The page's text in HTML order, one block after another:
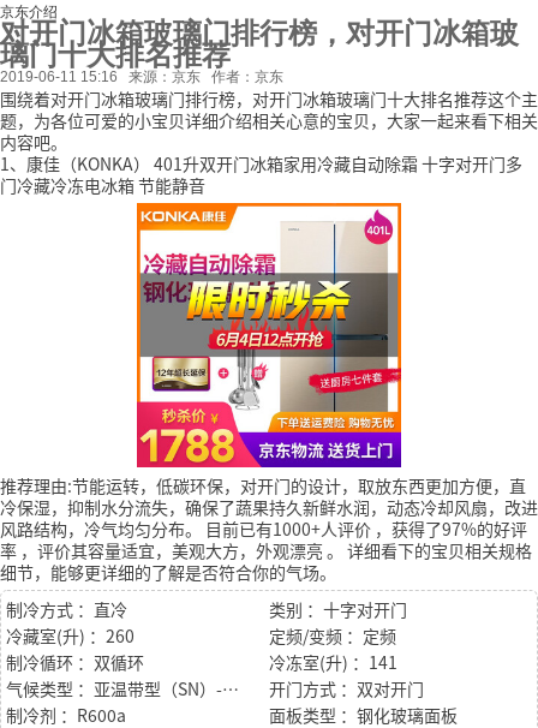
京东介绍
对开门冰箱玻璃门排行榜，对开门冰箱玻
璃门十大排名推荐
2019-06-11 15:16 来源：京东 作者：京东
围绕着对开门冰箱玻璃门排行榜，对开门冰箱玻璃门十大排名推荐这个主
题，为各位可爱的小宝贝详细介绍相关心意的宝贝，大家一起来看下相关
内容吧。
1、康佳（KONKA） 401升双开门冰箱家用冷藏自动除霜 十字对开门多
门冷藏冷冻电冰箱 节能静音
推荐理由:节能运转，低碳环保，对开门的设计，取放东西更加方便，直
冷保湿，抑制水分流失，确保了蔬果持久新鲜水润，动态冷却风扇，改进
风路结构，冷气均匀分布。
目前已有1000+人评价 ，获得了97%的好评
率 ，评价其容量适宜，美观大方，外观漂亮 。 详细看下的宝贝相关规格
细节，能够更详细的了解是否符合你的气场。
制冷方式 ：直冷
类别 ：十字对开门
冷藏室(升) ：260
定频/变频 ：定频
制冷循环 ：双循环
冷冻室(升) ：141
气候类型 ：亚温带型（SN）-温带型（N）-亚热带型（ST）
开门方式 ：双对开门
制冷剂 ：R600a
面板类型 ：钢化玻璃面板